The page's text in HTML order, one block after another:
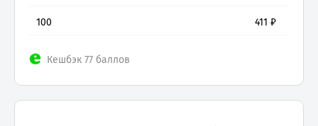
100 411 ₽
Кешбэк 77 баллов